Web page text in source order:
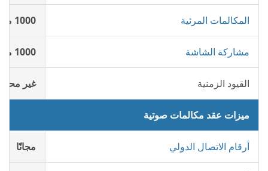
المكالمات المرئية 1000 مشارك مجانا
مشاركة الشاشة 1000 مشارك مجانا
القيود الزمنية غير
ميزات عقد مكالمات صوتية
أرقام الاتصال الدولي مجانًا